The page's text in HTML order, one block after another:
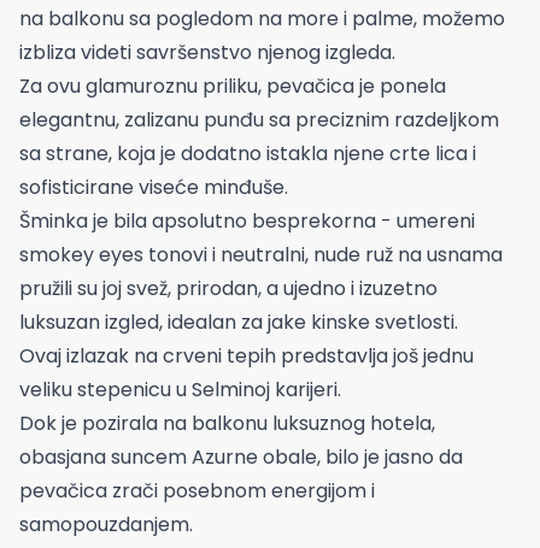
na balkonu sa pogledom na more i palme, možemo
izbliza videti savršenstvo njenog izgleda.
Za ovu glamuroznu priliku, pevačica je ponela
elegantnu, zalizanu punđu sa preciznim razdeljkom
sa strane, koja je dodatno istakla njene crte lica i
sofisticirane viseće minđuše.
Šminka je bila apsolutno besprekorna - umereni
smokey eyes tonovi i neutralni, nude ruž na usnama
pružili su joj svež, prirodan, a ujedno i izuzetno
luksuzan izgled, idealan za jake kinske svetlosti.
Ovaj izlazak na crveni tepih predstavlja još jednu
veliku stepenicu u Selminoj karijeri.
Dok je pozirala na balkonu luksuznog hotela,
obasjana suncem Azurne obale, bilo je jasno da
pevačica zrači posebnom energijom i
samopouzdanjem.